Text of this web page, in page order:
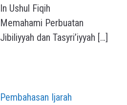
In Ushul Fiqih
Memahami Perbuatan
Jibiliyyah dan Tasyri’iyyah […]
Pembahasan Ijarah